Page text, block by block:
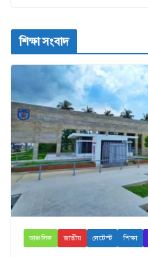
শিক্ষা সংবাদ
আঞ্চলিক জাতীয় লেটেস্ট শিক্ষা